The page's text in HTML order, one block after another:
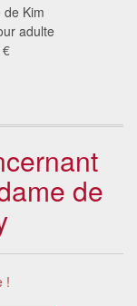
de Kim
adulte
de
!